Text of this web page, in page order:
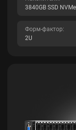
3840GB SSD
Форм-фактор:
2U